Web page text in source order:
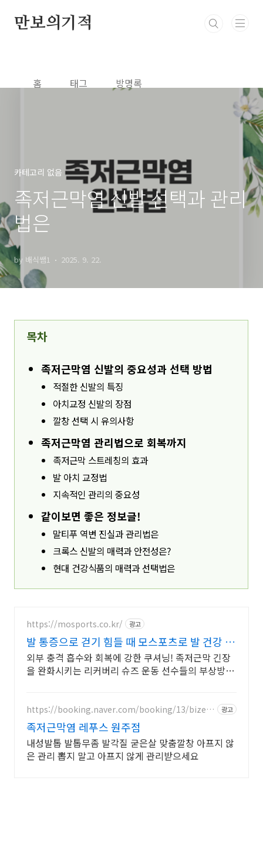
만보의기적
홈 태그 방명록
카테고리 없음
족저근막염 신발 선택과 관리
법은
by 배식쌤1 2025. 9. 22.
목차
족저근막염 신발의 중요성과 선택 방법
적절한 신발의 특징
아치교정 신발의 장점
깔창 선택 시 유의사항
족저근막염 관리법으로 회복까지
족저근막 스트레칭의 효과
발 아치 교정법
지속적인 관리의 중요성
같이보면 좋은 정보글!
말티푸 역변 진실과 관리법은
크록스 신발의 매력과 안전성은?
현대 건강식품의 매력과 선택법은
https://mosports.co.kr/ 광고
발 통증으로 걷기 힘들 때 모스포츠로 발 건강 회
복
외부 충격 흡수와 회복에 강한 쿠셔닝! 족저근막 긴장
을 완화시키는 리커버리 슈즈 운동 선수들의 부상방지
https://booking.naver.com/booking/13/bizes/
광고
족저근막염 레푸스 원주점
내성발톱 발톱무좀 발각질 굳은살 맞춤깔창 아프지 않
은 관리 뽑지 말고 아프지 않게 관리받으세요